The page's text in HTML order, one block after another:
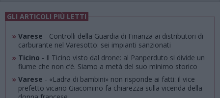
GLI ARTICOLI PIÙ LETTI
» Varese - Controlli della Guardia di Finanza ai distributori di
carburante nel Varesotto: sei impianti sanzionati
» Ticino - Il Ticino visto dal drone: al Panperduto si divide un
fiume che non c’è. Siamo a metà del suo minimo storico
» Varese - «Ladra di bambini» non risponde ai fatti: il vice
prefetto vicario Giacomino fa chiarezza sulla vicenda della